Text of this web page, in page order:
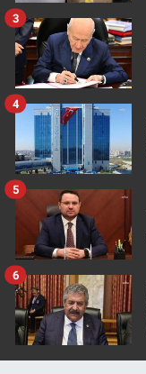
3
4
5
6